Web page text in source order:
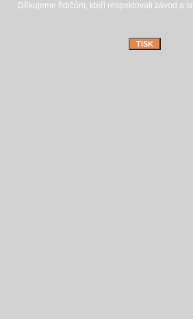
Děkujeme řidičům, kteří respektovali závod a